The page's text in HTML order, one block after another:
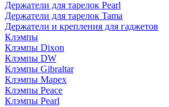
Держатели для тарелок Pearl
Держатели для тарелок Tama
Держатели и крепления для гаджетов
Клэмпы
Клэмпы Dixon
Клэмпы DW
Клэмпы Gibraltar
Клэмпы Mapex
Клэмпы Peace
Клэмпы Pearl